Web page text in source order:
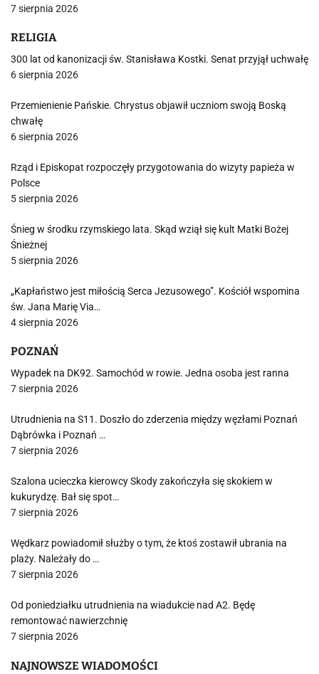
7 sierpnia 2026
RELIGIA
300 lat od kanonizacji św. Stanisława Kostki. Senat przyjął uchwałę
6 sierpnia 2026
Przemienienie Pańskie. Chrystus objawił uczniom swoją Boską
chwałę
6 sierpnia 2026
Rząd i Episkopat rozpoczęły przygotowania do wizyty papieża w
Polsce
5 sierpnia 2026
Śnieg w środku rzymskiego lata. Skąd wziął się kult Matki Bożej
Śnieżnej
5 sierpnia 2026
„Kapłaństwo jest miłością Serca Jezusowego”. Kościół wspomina
św. Jana Marię Via…
4 sierpnia 2026
POZNAŃ
Wypadek na DK92. Samochód w rowie. Jedna osoba jest ranna
7 sierpnia 2026
Utrudnienia na S11. Doszło do zderzenia między węzłami Poznań
Dąbrówka i Poznań …
7 sierpnia 2026
Szalona ucieczka kierowcy Skody zakończyła się skokiem w
kukurydzę. Bał się spot…
7 sierpnia 2026
Wędkarz powiadomił służby o tym, że ktoś zostawił ubrania na
plaży. Należały do …
7 sierpnia 2026
Od poniedziałku utrudnienia na wiadukcie nad A2. Będę
remontować nawierzchnię
7 sierpnia 2026
NAJNOWSZE WIADOMOŚCI